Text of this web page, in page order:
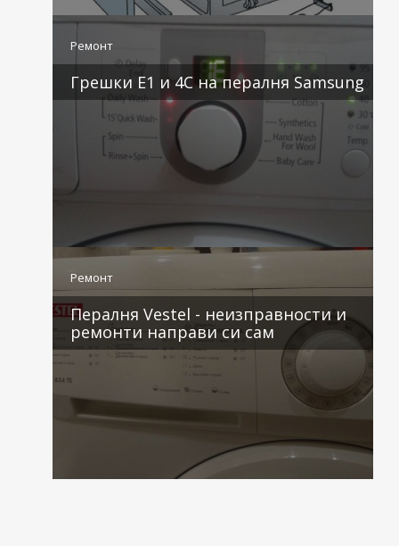
Ремонт
Грешки E1 и 4C на пералня Samsung
Ремонт
Пералня Vestel - неизправности и
ремонти направи си сам